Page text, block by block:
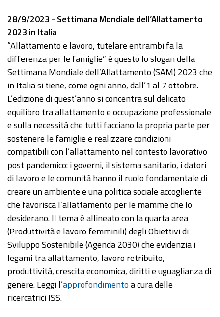
28/9/2023 - Settimana Mondiale dell’Allattamento
2023 in Italia
“Allattamento e lavoro, tutelare entrambi fa la
differenza per le famiglie” è questo lo slogan della
Settimana Mondiale dell’Allattamento (SAM) 2023 che
in Italia si tiene, come ogni anno, dall’1 al 7 ottobre.
L’edizione di quest’anno si concentra sul delicato
equilibro tra allattamento e occupazione professionale
e sulla necessità che tutti facciano la propria parte per
sostenere le famiglie e realizzare condizioni
compatibili con l’allattamento nel contesto lavorativo
post pandemico: i governi, il sistema sanitario, i datori
di lavoro e le comunità hanno il ruolo fondamentale di
creare un ambiente e una politica sociale accogliente
che favorisca l’allattamento per le mamme che lo
desiderano. Il tema è allineato con la quarta area
(Produttività e lavoro femminili) degli Obiettivi di
Sviluppo Sostenibile (Agenda 2030) che evidenzia i
legami tra allattamento, lavoro retribuito,
produttività, crescita economica, diritti e uguaglianza di
genere. Leggi l’approfondimentoa cura delle
ricercatrici ISS.